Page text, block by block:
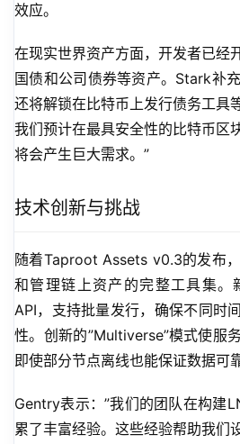
效应。
在现实世界资产方面，开发者已经
国债和公司债券等资产。Stark补
还将解锁在比特币上发行债务工具
我们预计在最具安全性的比特币区
将会产生巨大需求。”
技术创新与挑战
随着Taproot Assets v0.3的发布
和管理链上资产的完整工具集。
API，支持批量发行，确保不同时
性。创新的”Multiverse”模式使服
即使部分节点离线也能保证数据可靠
Gentry表示：”我们的团队在构建
累了丰富经验。这些经验帮助我们